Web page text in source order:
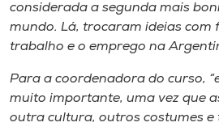
Museu
Store
considerada a segunda mais
mundo. Lá, trocaram ideias com
trabalho e o emprego na
Para a coordenadora do curso,
muito importante, uma vez que
outra cultura, outros costumes e